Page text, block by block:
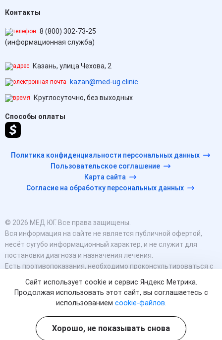
Контакты
8 (800) 302-73-25
(информационная служба)
Казань, улица Чехова, 2
kazan@med-ug.clinic
Круглосуточно, без выходных
Способы оплаты
Политика конфиденциальности персональных данных
Пользовательское соглашение
Карта сайта
Согласие на обработку персональных данных
© 2026 МЕД ЮГ. Все права защищены.
Вся информация на сайте не является публичной офертой,
несёт сугубо информационный характер, и не служит для
постановки диагноза и назначения лечения.
Есть противопоказания, необходимо проконсультироваться с
мессенджерам и в соцсетях носят исключительно
информационный характер и не являются медицинскими
Оставаясь на сайте вы соглашаетесь на использование
cookies. 18+
Сайт использует cookie и сервис Яндекс Метрика.
Продолжая использовать этот сайт, вы соглашаетесь с
использованием cookie-файлов.
Хорошо, не показывать снова